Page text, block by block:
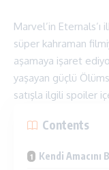
Marvel’in
süper kahraman
aşamaya işaret
yaşayan güçlü
satışla ilgili spoiler
Contents
Kendi Amacını